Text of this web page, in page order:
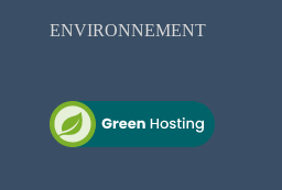
ENVIRONNEMENT